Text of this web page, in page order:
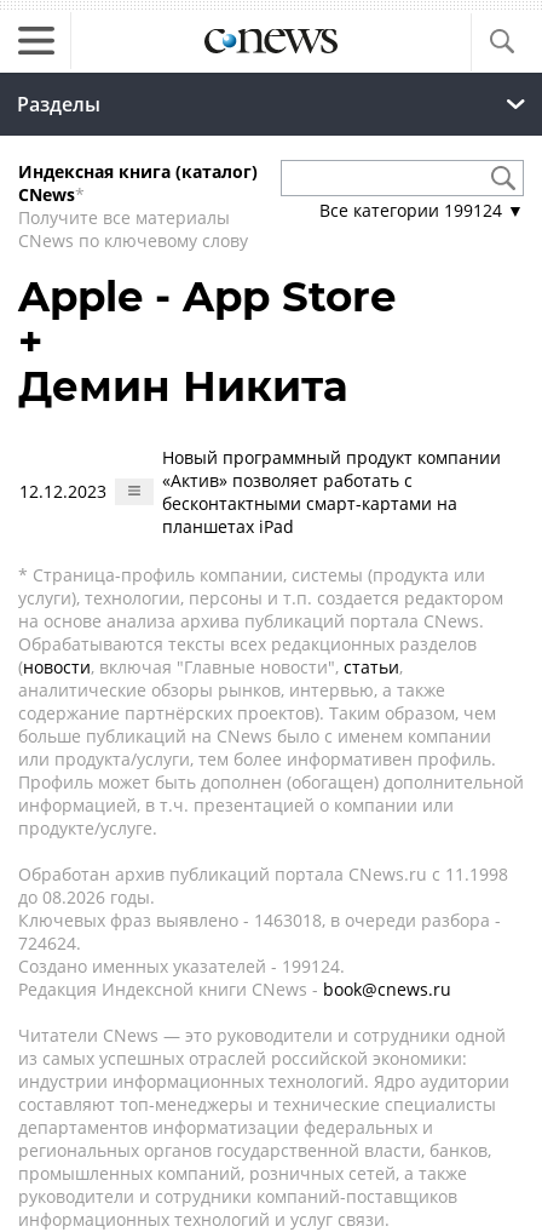
Разделы
Индексная книга (каталог)
CNews*
Получите все материалы
CNews по ключевому слову
Все категории 199124 ▼
Apple - App Store
+
Демин Никита
12.12.2023
Новый программный продукт компании
«Актив» позволяет работать с
бесконтактными смарт-картами на
планшетах iPad
* Страница-профиль компании, системы (продукта или
услуги), технологии, персоны и т.п. создается редактором
на основе анализа архива публикаций портала CNews.
Обрабатываются тексты всех редакционных разделов
(новости, включая "Главные новости", статьи,
аналитические обзоры рынков, интервью, а также
содержание партнёрских проектов). Таким образом, чем
больше публикаций на CNews было с именем компании
или продукта/услуги, тем более информативен профиль.
Профиль может быть дополнен (обогащен) дополнительной
информацией, в т.ч. презентацией о компании или
продукте/услуге.
Обработан архив публикаций портала CNews.ru c 11.1998
до 08.2026 годы.
Ключевых фраз выявлено - 1463018, в очереди разбора -
724624.
Создано именных указателей - 199124.
Редакция Индексной книги CNews - book@cnews.ru
Читатели CNews — это руководители и сотрудники одной
из самых успешных отраслей российской экономики:
индустрии информационных технологий. Ядро аудитории
составляют топ-менеджеры и технические специалисты
департаментов информатизации федеральных и
региональных органов государственной власти, банков,
промышленных компаний, розничных сетей, а также
руководители и сотрудники компаний-поставщиков
информационных технологий и услуг связи.